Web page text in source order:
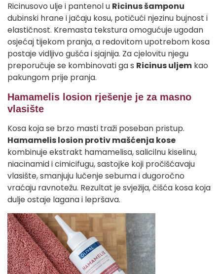
Ricinusovo ulje i pantenol u Ricinus šamponu
dubinski hrane i jačaju kosu, potičući njezinu bujnost i
elastičnost. Kremasta tekstura omogućuje ugodan
osjećaj tijekom pranja, a redovitom upotrebom kosa
postaje vidljivo gušća i sjajnija. Za cjelovitu njegu
preporučuje se kombinovati ga s Ricinus uljem kao
pakungom prije pranja.
Hamamelis losion rješenje je za masno
vlasište
Kosa koja se brzo masti traži poseban pristup.
Hamamelis losion protiv mašćenja kose
kombinuje ekstrakt hamamelisa, salicilnu kiselinu,
niacinamid i cimicifugu, sastojke koji pročišćavaju
vlasište, smanjuju lučenje sebuma i dugoročno
vraćaju ravnotežu. Rezultat je svježija, čišća kosa koja
dulje ostaje lagana i lepršava.